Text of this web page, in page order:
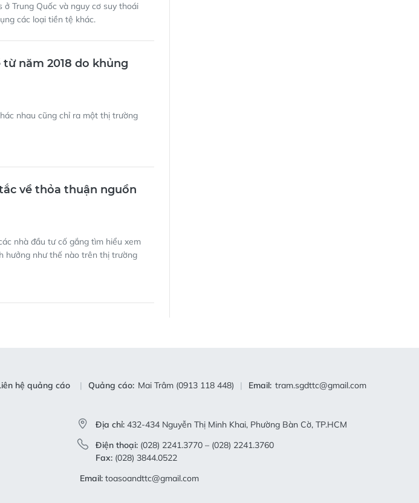
Trung Quốc và nguy cơ suy thoái
các loại tiền tệ khác.
năm 2018 do khủng
nhau cũng chỉ ra một thị trường
về thỏa thuận nguồn
nhà đầu tư cố gắng tìm hiểu xem
hưởng như thế nào trên thị trường
hệ quảng cáo Quảng cáo: Mai Trâm (0913 118 448) Email: tram.sgdttc@gmail.com
Địa chỉ: 432-434 Nguyễn Thị Minh Khai, Phường Bàn Cờ, TP.HCM
Điện thoại: (028) 2241.3770 – (028) 2241.3760
Fax: (028) 3844.0522
Email: toasoandttc@gmail.com